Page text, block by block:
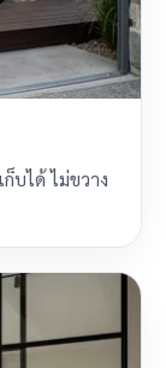
บได้ ไม่ขวาง